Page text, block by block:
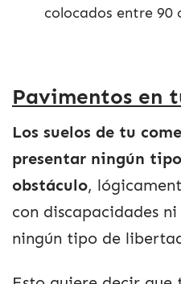
colocados entre 90
Pavimentos en
Los suelos de tu
presentar ningún
obstáculo,
con discapacidades
ningún tipo de